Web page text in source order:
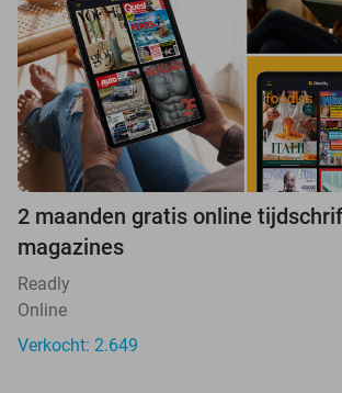
2 maanden gratis online
magazines
Readly
Online
Verkocht: 2.649